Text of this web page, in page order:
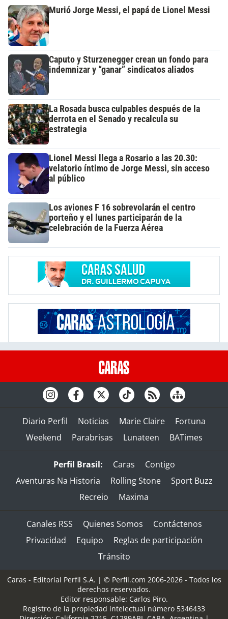
Murió Jorge Messi, el papá de Lionel Messi
Caputo y Sturzenegger crean un fondo para
indemnizar y “ganar” sindicatos aliados
La Rosada busca culpables después de la
derrota en el Senado y recalcula su
estrategia
Lionel Messi llega a Rosario a las 20.30:
velatorio íntimo de Jorge Messi, sin acceso
al público
Los aviones F 16 sobrevolarán el centro
porteño y el lunes participarán de la
celebración de la Fuerza Aérea
Diario Perfil Noticias Marie Claire
Fortuna
Weekend
Parabrisas Lunateen BATimes
Perfil Brasil: Caras
Contigo
Aventuras Na Historia
Rolling Stone
Sport Buzz
Recreio
Maxima
Canales RSS Quienes Somos
Contáctenos
Privacidad
Equipo
Reglas de participación
Tránsito
Caras - Editorial Perfil S.A. | © Perfil.com 2006-2026 - Todos los
derechos reservados.
Editor responsable: Carlos Piro.
Registro de la propiedad intelectual número 5346433